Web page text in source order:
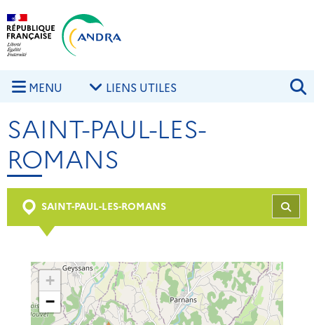
Aller au contenu principal
MENU LIENS UTILES
SAINT-PAUL-LES-
ROMANS
SAINT-PAUL-LES-ROMANS
+
−